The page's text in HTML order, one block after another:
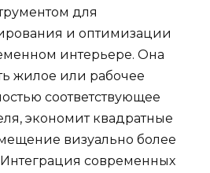
для
и оптимизации
интерьере. Она
жилое или рабочее
соответствующее
экономит квадратные
визуально более
современных